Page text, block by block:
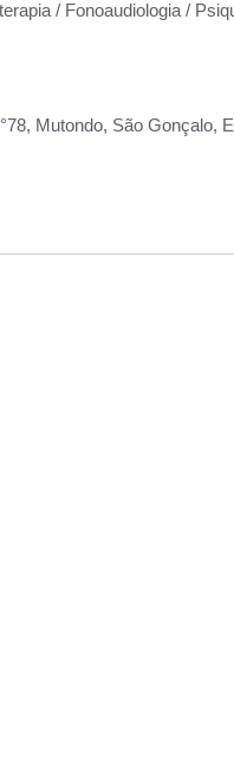
/ Fonoaudiologia /
Mutondo, São Gonçalo,